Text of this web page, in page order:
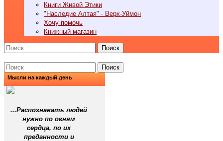
Книги Живой Этики
"Наследие Алтая" - Верх-Уймон
Хочу помочь
Книжный магазин
Поиск
Поиск
Мысли на каждый день
...Распознавать людей
нужно по огням
сердца, по их
преданности и